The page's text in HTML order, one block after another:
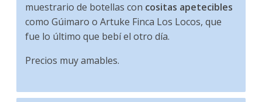
muestrario de botellas con cositas apetecibles
como Gúimaro o Artuke Finca Los Locos, que
fue lo último que bebí el otro día.
Precios muy amables.